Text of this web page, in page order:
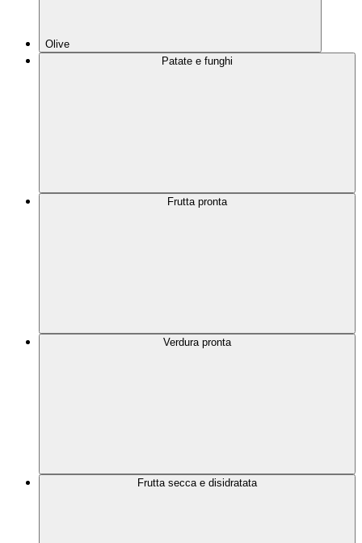
Olive
Patate e funghi
Frutta pronta
Verdura pronta
Frutta secca e disidratata